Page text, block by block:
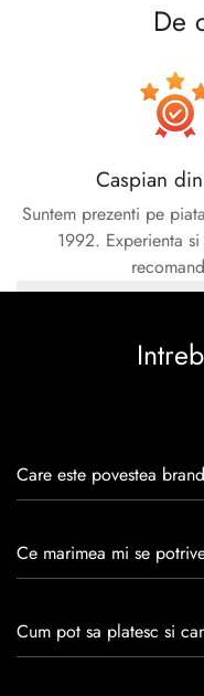
De
Caspian
Suntem prezenti pe
1992. Experienta
Care este povestea
experiență de peste 30
satisfacția
este creată cu mândrie
Ce marimea mi se
Cum pot sa platesc si